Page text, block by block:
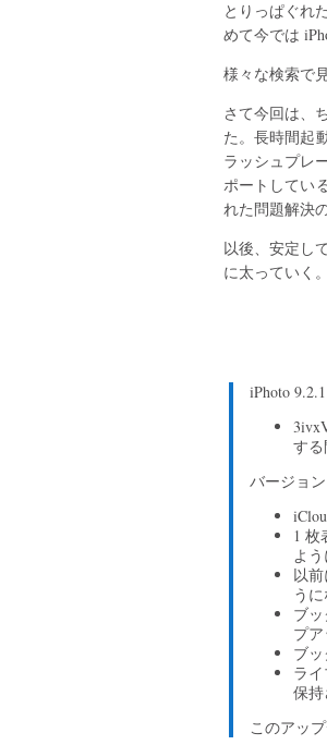
とりっぱぐれ
めて今では
様々な検索で
さて今回は、
た。長時間起
ラッシュプレ
ポートしてい
れた問題解決
以後、安定し
に太っていく。
iPhoto
す
バージョ
1
よ
以
う
ブ
プ
ブ
ラ
保
このアッ